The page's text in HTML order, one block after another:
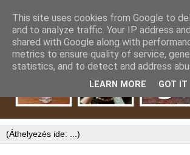
This site uses cookies from Google to
and to analyze traffic. Your IP address
shared with Google along with
metrics to ensure quality of service,
statistics, and to detect and address
LEARN MORE GOT IT